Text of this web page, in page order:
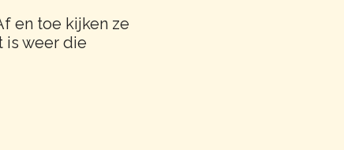
en toe kijken ze
is weer die